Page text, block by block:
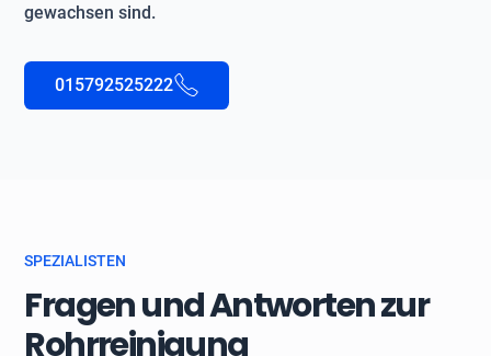
gewachsen sind.
015792525222
SPEZIALISTEN
Fragen und Antworten zur
Rohrreinigung